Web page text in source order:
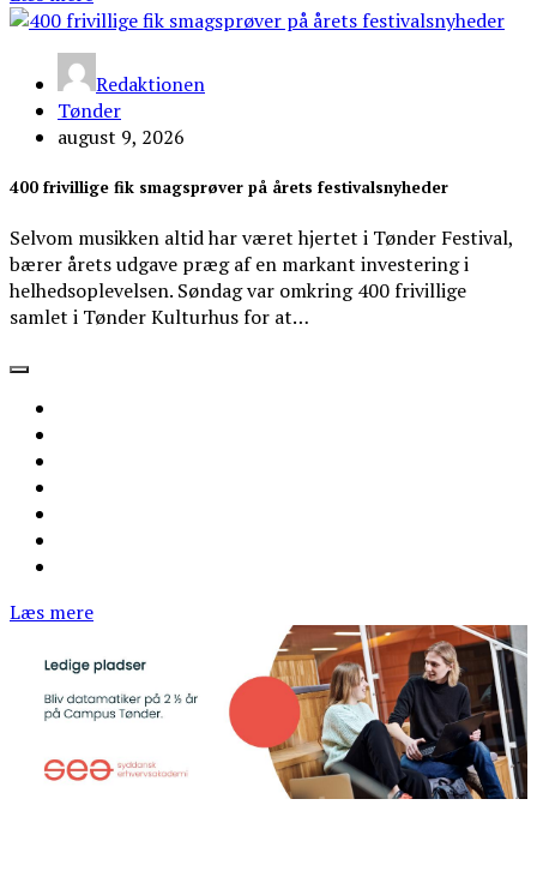
Redaktionen
Tønder
august 9, 2026
400 frivillige fik smagsprøver på årets festivalsnyheder
Selvom musikken altid har været hjertet i Tønder Festival,
bærer årets udgave præg af en markant investering i
helhedsoplevelsen. Søndag var omkring 400 frivillige
samlet i Tønder Kulturhus for at…
Læs mere